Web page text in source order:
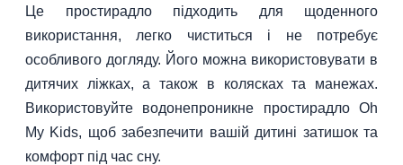
Це простирадло підходить для щоденного
використання, легко чиститься і не потребує
особливого догляду. Його можна використовувати в
дитячих ліжках, а також в колясках та манежах.
Використовуйте водонепроникне простирадло Oh
My Kids, щоб забезпечити вашій дитині затишок та
комфорт під час сну.